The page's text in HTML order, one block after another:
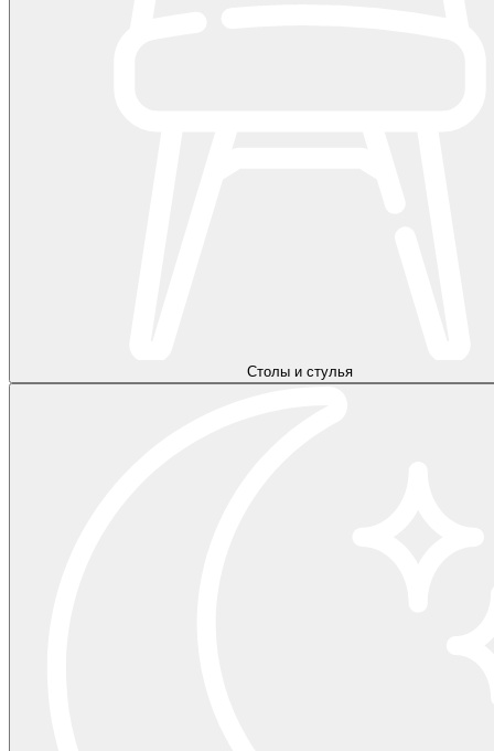
Столы и стулья